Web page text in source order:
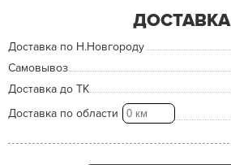
ДОСТАВКА
Доставка по Н.Новгороду
Самовывоз
Доставка до ТК
Доставка по области